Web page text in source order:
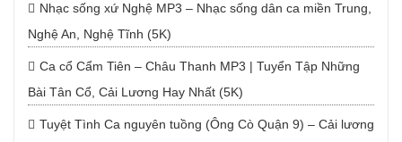
Nhạc sống xứ Nghệ MP3 – Nhạc sống dân ca miền Trung,
Nghệ An, Nghệ Tĩnh (5K)
Ca cổ Cẩm Tiên – Châu Thanh MP3 | Tuyển Tập Những
Bài Tân Cổ, Cải Lương Hay Nhất (5K)
Tuyệt Tình Ca nguyên tuồng (Ông Cò Quận 9) – Cải lương